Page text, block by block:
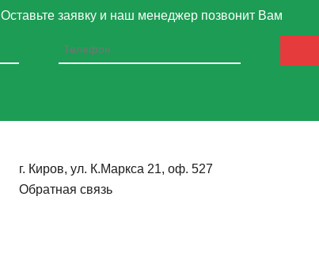
Оставьте заявку и наш менеджер позвонит Вам
г. Киров, ул. К.Маркса 21, оф. 527
Обратная связь